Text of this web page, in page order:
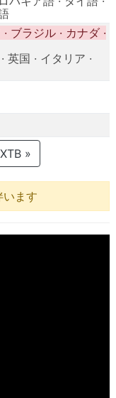
ブラジル · カナダ ·
英国 · イタリア ·
»
います